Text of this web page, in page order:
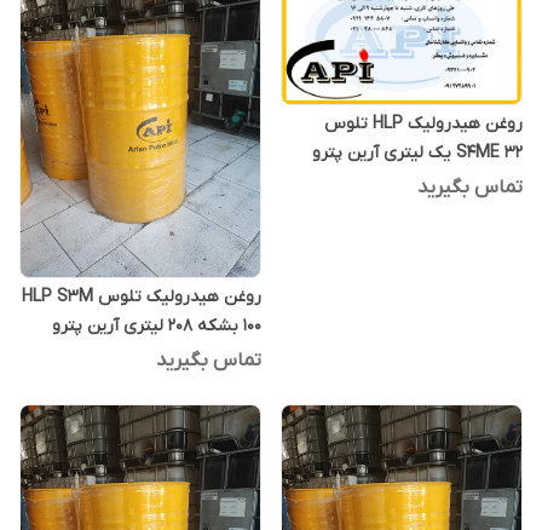
روغن هیدرولیک HLP تلوس
S4ME 32 یک لیتری آرین پترو
ایده
تماس بگیرید
روغن هیدرولیک تلوس HLP S3M
100 بشکه 208 لیتری آرین پترو
ایده
تماس بگیرید